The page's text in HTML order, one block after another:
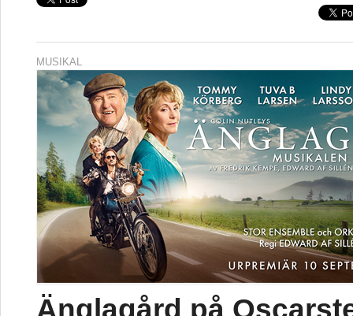
MUSIKAL
Änglagård på